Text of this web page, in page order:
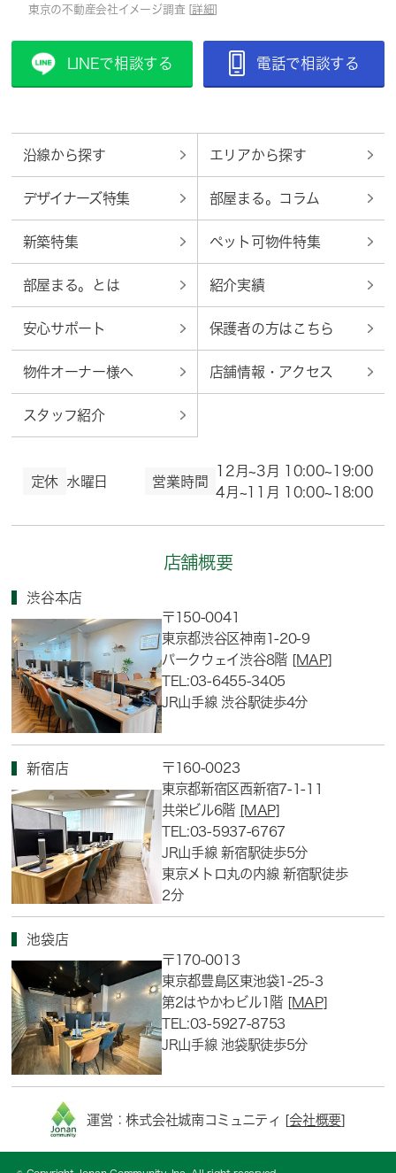
東京の不動産会社イメージ調査 [ 詳細
LINEで相談する 電話で相談する
沿線から探す エリアから探す
デザイナーズ特集 部屋まる。コラム
新築特集 ペット可物件特集
部屋まる。とは 紹介実績
安心サポート 保護者の方はこちら
物件オーナー様へ 店舗情報・アクセス
スタッフ紹介
定休 水曜日 営業時間
12月~3月 10:00~19:00
4月~11月 10:00~18:00
店舗概要
渋谷本店
〒150-0041
東京都渋谷区神南1-20-9
パークウェイ渋谷8階 [MAP]
TEL:03-6455-3405
JR山手線 渋谷駅徒歩4分
新宿店
〒160-0023
東京都新宿区西新宿7-1-11
共栄ビル6階 [MAP]
TEL:03-5937-6767
JR山手線 新宿駅徒歩5分
東京メトロ丸の内線 新宿駅徒歩
2分
池袋店
〒170-0013
東京都豊島区東池袋1-25-3
第2はやかわビル1階 [MAP]
TEL:03-5927-8753
JR山手線 池袋駅徒歩5分
運営：株式会社城南コミュニティ [会社概要]